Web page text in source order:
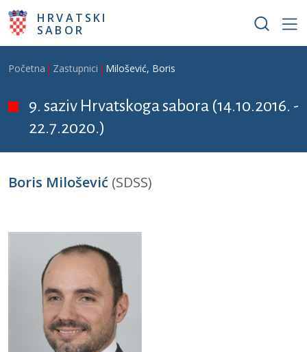
Skoči na glavni sadržaj
HRVATSKI
SABOR
Breadcrumb
Početna Zastupnici Milošević, Boris
9. saziv Hrvatskoga sabora (14.10.2016. -
22.7.2020.)
Boris Milošević (SDSS)